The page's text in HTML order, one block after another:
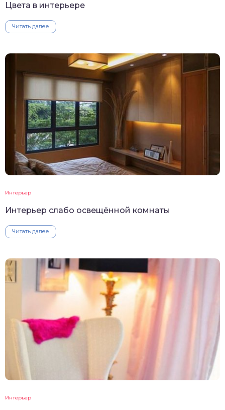
Цвета в интерьере
Читать далее
Интерьер
Интерьер слабо освещённой комнаты
Читать далее
Интерьер